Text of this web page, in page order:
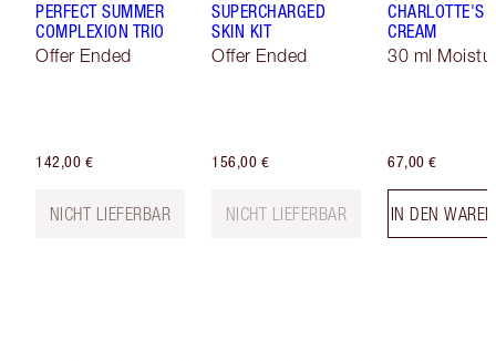
PERFECT SUMMER
COMPLEXION TRIO
Offer Ended
142,00 €
NICHT LIEFERBAR
SUPERCHARGED
SKIN KIT
Offer Ended
156,00 €
NICHT LIEFERBAR
CHARLOTTE'S
CREAM
30 ml
67,00 €
IN DEN